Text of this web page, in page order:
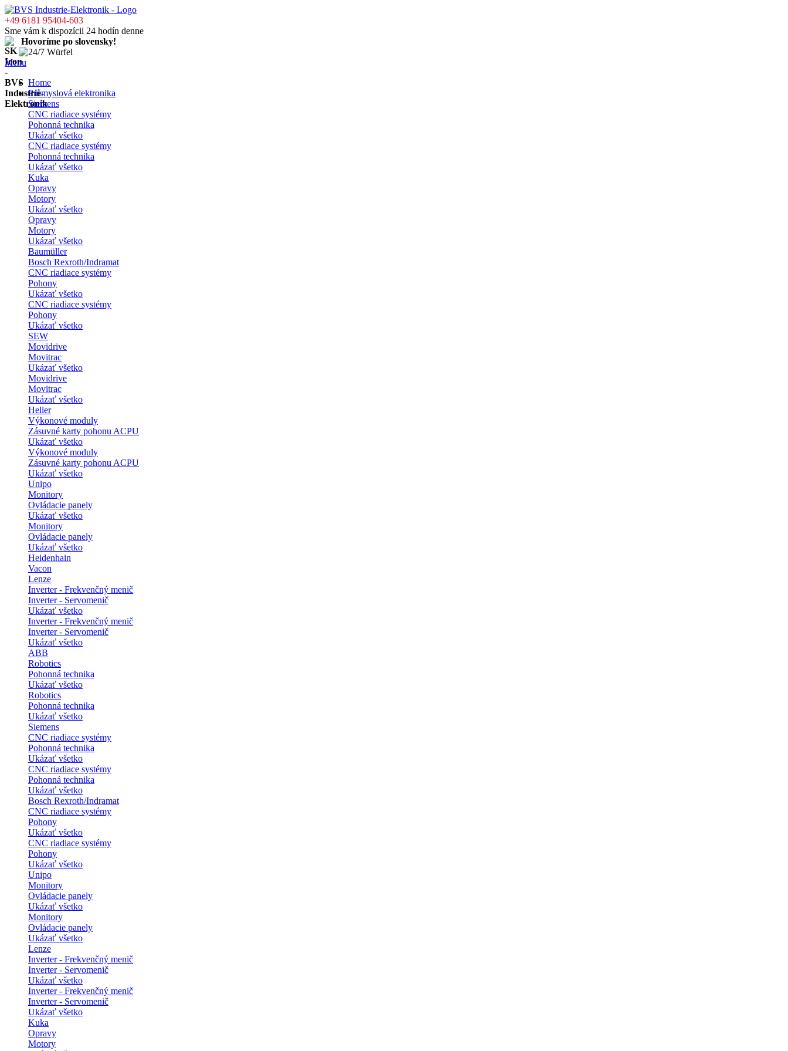
+49 6181 95404-603
Sme vám k dispozícii 24 hodín denne
Hovoríme po slovensky!
Menu
Home
Průmyslová elektronika
Siemens
CNC riadiace systémy
Pohonná technika
Ukázať všetko
CNC riadiace systémy
Pohonná technika
Ukázať všetko
Kuka
Opravy
Motory
Ukázať všetko
Opravy
Motory
Ukázať všetko
Baumüller
Bosch Rexroth/Indramat
CNC riadiace systémy
Pohony
Ukázať všetko
CNC riadiace systémy
Pohony
Ukázať všetko
SEW
Movidrive
Movitrac
Ukázať všetko
Movidrive
Movitrac
Ukázať všetko
Heller
Výkonové moduly
Zásuvné karty pohonu ACPU
Ukázať všetko
Výkonové moduly
Zásuvné karty pohonu ACPU
Ukázať všetko
Unipo
Monitory
Ovládacie panely
Ukázať všetko
Monitory
Ovládacie panely
Ukázať všetko
Heidenhain
Vacon
Lenze
Inverter - Frekvenčný menič
Inverter - Servomenič
Ukázať všetko
Inverter - Frekvenčný menič
Inverter - Servomenič
Ukázať všetko
ABB
Robotics
Pohonná technika
Ukázať všetko
Robotics
Pohonná technika
Ukázať všetko
Siemens
CNC riadiace systémy
Pohonná technika
Ukázať všetko
CNC riadiace systémy
Pohonná technika
Ukázať všetko
Bosch Rexroth/Indramat
CNC riadiace systémy
Pohony
Ukázať všetko
CNC riadiace systémy
Pohony
Ukázať všetko
Unipo
Monitory
Ovládacie panely
Ukázať všetko
Monitory
Ovládacie panely
Ukázať všetko
Lenze
Inverter - Frekvenčný menič
Inverter - Servomenič
Ukázať všetko
Inverter - Frekvenčný menič
Inverter - Servomenič
Ukázať všetko
Kuka
Opravy
Motory